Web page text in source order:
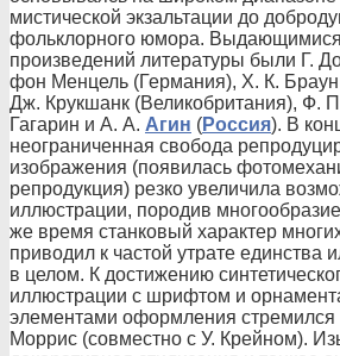
мистической экзальтации до
фольклорного юмора.
произведений литературы были Г.
фон Менцель (Германия), X. К.
Дж. Крукшанк (Великобритания), Ф.
Гагарин и А. А. Агин (Россия). В
неограниченная свобода
изображения (появилась
репродукция) резко увеличила
иллюстрации, породив
же время станковый характер
приводил к частой утрате единства
в целом. К достижению
иллюстрации с шрифтом и
элементами оформления стремился
Моррис (совместно с У. Крейном).